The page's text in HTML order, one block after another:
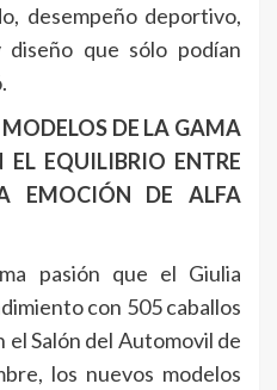
desempeño deportivo,
que sólo podían
DE LA GAMA
EQUILIBRIO ENTRE
EMOCIÓN DE ALFA
pasión que el Giulia
con 505 caballos
Salón del Automovil de
los nuevos modelos